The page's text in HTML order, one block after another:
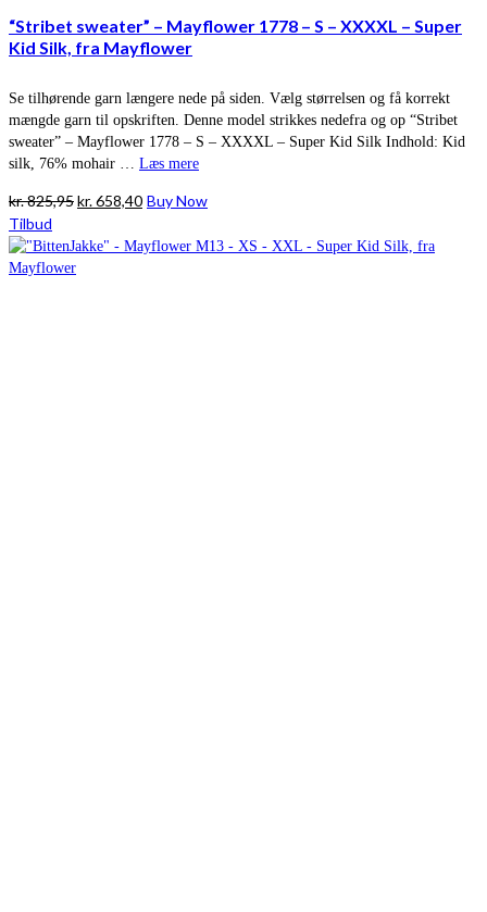
“Stribet sweater” – Mayflower 1778 – S – XXXXL – Super
Kid Silk, fra Mayflower
Se tilhørende garn længere nede på siden. Vælg størrelsen og få korrekt
mængde garn til opskriften. Denne model strikkes nedefra og op “Stribet
sweater” – Mayflower 1778 – S – XXXXL – Super Kid Silk Indhold: Kid
silk, 76% mohair … Læs mere
kr.825,95Den
pris
kr.658,40Den
pris
Buy Now
Tilbud